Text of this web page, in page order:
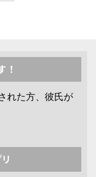
！
れた方、彼氏が